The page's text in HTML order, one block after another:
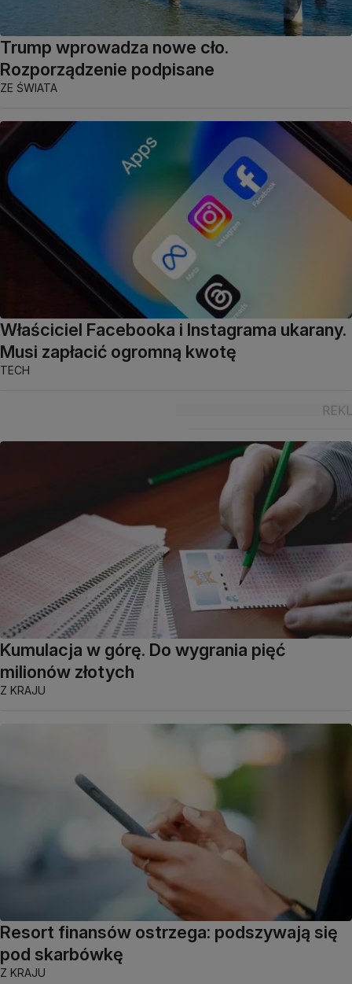
Trump wprowadza nowe cło.
Rozporządzenie podpisane
ZE ŚWIATA
Właściciel Facebooka i Instagrama ukarany.
Musi zapłacić ogromną kwotę
TECH
Kumulacja w górę. Do wygrania pięć
milionów złotych
Z KRAJU
Resort finansów ostrzega: podszywają się
pod skarbówkę
Z KRAJU